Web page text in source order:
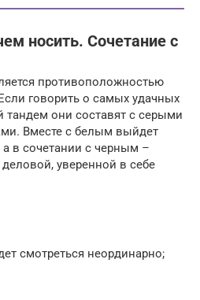
носить. Сочетание с
противоположностью
говорить о самых удачных
тандем они составят с серыми
Вместе с белым выйдет
в сочетании с черным –
уверенной в себе
смотреться неординарно;